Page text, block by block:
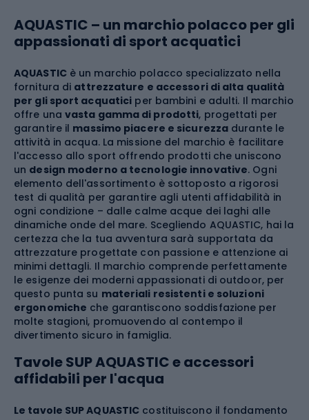
AQUASTIC – un marchio polacco per gli
appassionati di sport acquatici
AQUASTIC è un marchio polacco specializzato nella
fornitura di attrezzature e accessori di alta qualità
per gli sport acquatici per bambini e adulti. Il marchio
offre una vasta gamma di prodotti, progettati per
garantire il massimo piacere e sicurezza durante le
attività in acqua. La missione del marchio è facilitare
l'accesso allo sport offrendo prodotti che uniscono
un design moderno a tecnologie innovative. Ogni
elemento dell'assortimento è sottoposto a rigorosi
test di qualità per garantire agli utenti affidabilità in
ogni condizione – dalle calme acque dei laghi alle
dinamiche onde del mare. Scegliendo AQUASTIC, hai la
certezza che la tua avventura sarà supportata da
attrezzature progettate con passione e attenzione ai
minimi dettagli. Il marchio comprende perfettamente
le esigenze dei moderni appassionati di outdoor, per
questo punta su materiali resistenti e soluzioni
ergonomiche che garantiscono soddisfazione per
molte stagioni, promuovendo al contempo il
divertimento sicuro in famiglia.
Tavole SUP AQUASTIC e accessori
affidabili per l'acqua
Le tavole SUP AQUASTIC costituiscono il fondamento